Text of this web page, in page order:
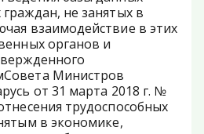
не занятых в
взаимодействие в этих
органов и
Министров
от 31 марта 2018 г. №
трудоспособных
в экономике,